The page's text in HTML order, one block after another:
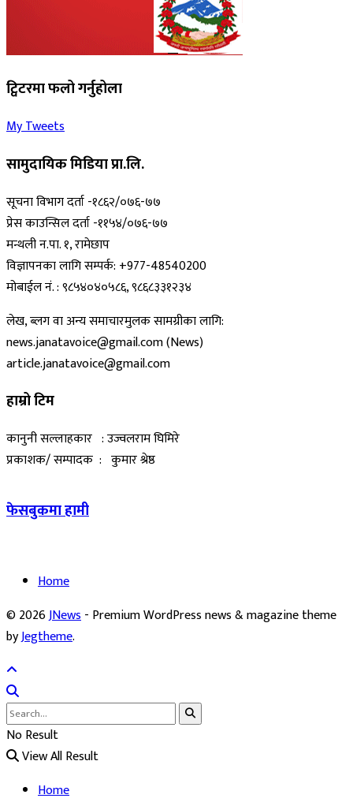
ट्विटरमा फलो गर्नुहोला
My Tweets
सामुदायिक मिडिया प्रा.लि.
सूचना विभाग दर्ता -१८६२/०७६-७७
प्रेस काउन्सिल दर्ता -११५४/०७६-७७
मन्थली न.पा. १, रामेछाप
विज्ञापनका लागि सम्पर्क: +977-48540200
मोबाईल नं. : ९८५४०४०५८६, ९८६८३३१२३४
लेख, ब्लग वा अन्य समाचारमुलक सामग्रीका लागि:
news.janatavoice@gmail.com (News)
article.janatavoice@gmail.com
हाम्रो टिम
कानुनी सल्लाहकार : उज्वलराम घिमिरे
प्रकाशक/ सम्पादक : कुमार श्रेष्ठ
फेसबुकमा हामी
Home
© 2026JNews- Premium WordPress news & magazine theme
byJegtheme.
No Result
View All Result
Home